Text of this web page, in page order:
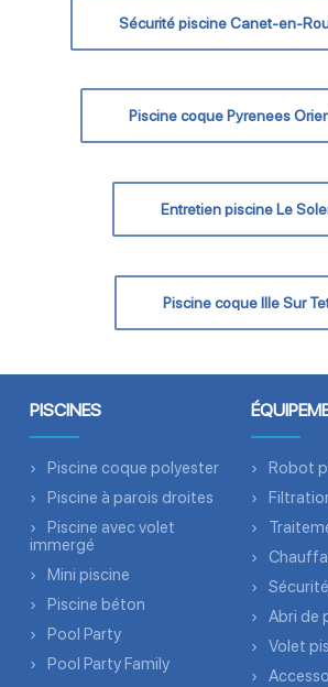
Sécurité piscine Canet-en-
Piscine coque Pyrenees
Entretien piscine Le
Piscine coque Ille Sur
PISCINES
Piscine coque polyester
Piscine à parois droites
Piscine avec volet
immergé
Mini piscine
Piscine béton
Pool Party
Pool Party Family
Robot
Abri de
Volet